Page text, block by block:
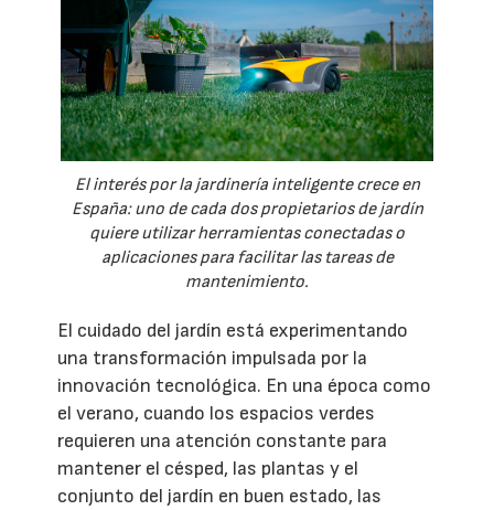
El interés por la jardinería inteligente crece en
España: uno de cada dos propietarios de jardín
quiere utilizar herramientas conectadas o
aplicaciones para facilitar las tareas de
mantenimiento.
El cuidado del jardín está experimentando
una transformación impulsada por la
innovación tecnológica. En una época como
el verano, cuando los espacios verdes
requieren una atención constante para
mantener el césped, las plantas y el
conjunto del jardín en buen estado, las